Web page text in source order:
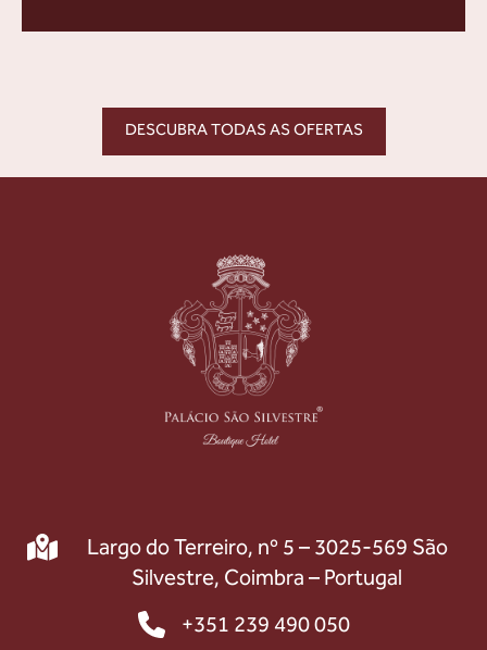
DESCUBRA TODAS AS OFERTAS
Largo do Terreiro, nº 5 – 3025-569 São
Silvestre, Coimbra – Portugal
+351 239 490 050